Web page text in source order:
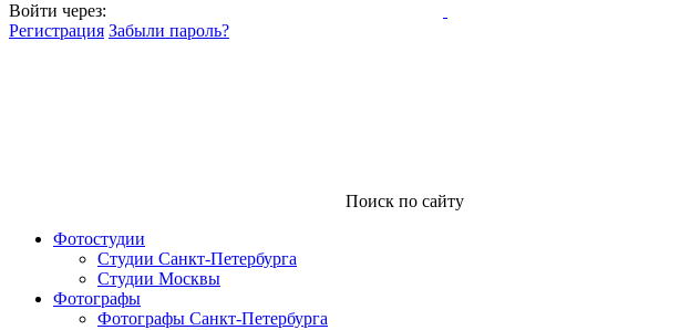
Войти через:
Регистрация Забыли пароль?
Поиск по сайту
Фотостудии
Студии Санкт-Петербурга
Студии Москвы
Фотографы
Фотографы Санкт-Петербурга